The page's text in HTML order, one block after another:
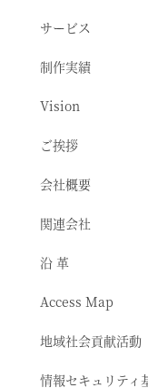
サービス
制作実績
Vision
ご挨拶
会社概要
関連会社
沿 革
Access Map
地域社会貢献活動
情報セキュリティ